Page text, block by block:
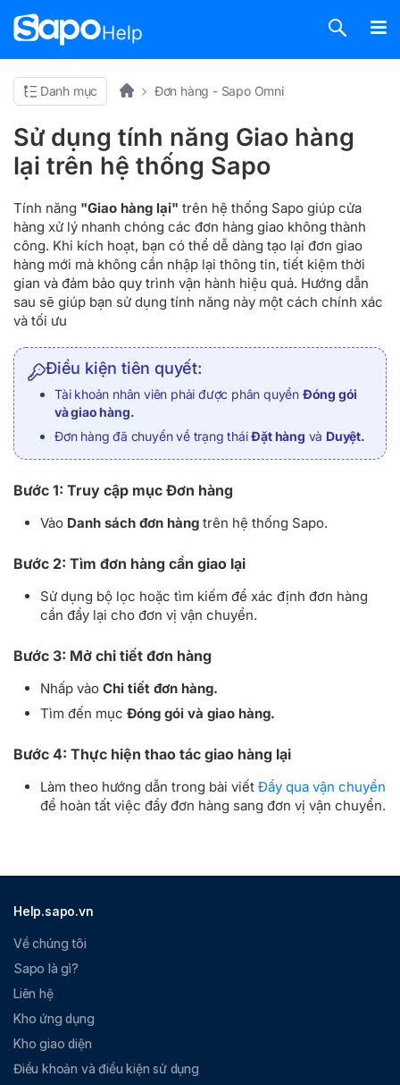
Danh mục Đơn hàng - Sapo Omni
Sử dụng tính năng Giao hàng
lại trên hệ thống Sapo
Tính năng "Giao hàng lại" trên hệ thống Sapo giúp cửa
hàng xử lý nhanh chóng các đơn hàng giao không thành
công. Khi kích hoạt, bạn có thể dễ dàng tạo lại đơn giao
hàng mới mà không cần nhập lại thông tin, tiết kiệm thời
gian và đảm bảo quy trình vận hành hiệu quả. Hướng dẫn
sau sẽ giúp bạn sử dụng tính năng này một cách chính xác
và tối ưu
Điều kiện tiên quyết:
Tài khoản nhân viên phải được phân quyền Đóng gói
và giao hàng.
Đơn hàng đã chuyển về trạng tháiĐặt hàng và Duyệt.
Bước 1: Truy cập mục Đơn hàng
Vào Danh sách đơn hàng trên hệ thống Sapo.
Bước 2: Tìm đơn hàng cần giao lại
Sử dụng bộ lọc hoặc tìm kiếm để xác định đơn hàng
cần đẩy lại cho đơn vị vận chuyển.
Bước 3: Mở chi tiết đơn hàng
Nhấp vào Chi tiết đơn hàng.
Tìm đến mục Đóng gói và giao hàng.
Bước 4: Thực hiện thao tác giao hàng lại
Làm theo hướng dẫn trong bài viết Đẩy qua vận chuyển
để hoàn tất việc đẩy đơn hàng sang đơn vị vận chuyển.
Help.sapo.vn
Về chúng tôi
Sapo là gì?
Liên hệ
Kho ứng dụng
Kho giao diện
Điều khoản và điều kiện sử dụng